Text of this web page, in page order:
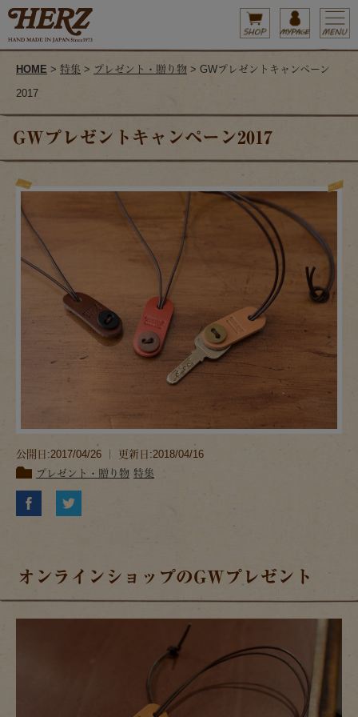
HOME > 特集 > プレゼント・贈り物 > GWプレゼントキャンペーン
2017
GWプレゼントキャンペーン2017
公開日:2017/04/26 ｜ 更新日:2018/04/16
プレゼント・贈り物 特集
オンラインショップのGWプレゼント